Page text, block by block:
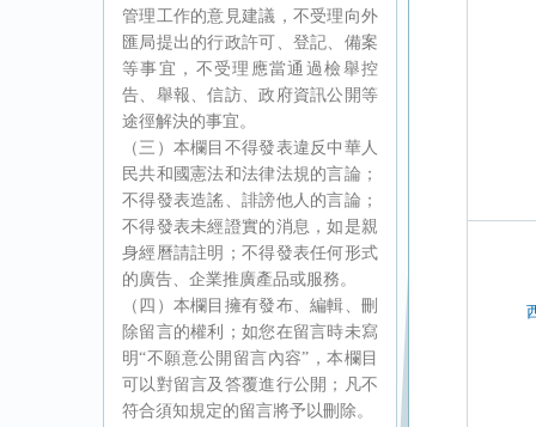
管理工作的意見建議，不受理向外
匯局提出的行政許可、登記、備案
等事宜，不受理應當通過檢舉控
告、舉報、信訪、政府資訊公開等
途徑解決的事宜。
（三）本欄目不得發表違反中華人
民共和國憲法和法律法規的言論；
不得發表造謠、誹謗他人的言論；
不得發表未經證實的消息，如是親
身經曆請註明；不得發表任何形式
的廣告、企業推廣產品或服務。
（四）本欄目擁有發布、編輯、刪
除留言的權利；如您在留言時未寫
明“不願意公開留言內容”，本欄目
可以對留言及答覆進行公開；凡不
符合須知規定的留言將予以刪除。